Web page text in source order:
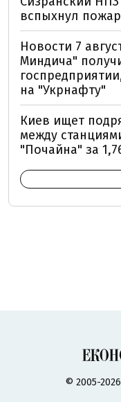
вспыхнул пожар
Новости 7
Миндича"
на "Укрнафту"
Киев ищет
между
"Почайна" за
© 2005-